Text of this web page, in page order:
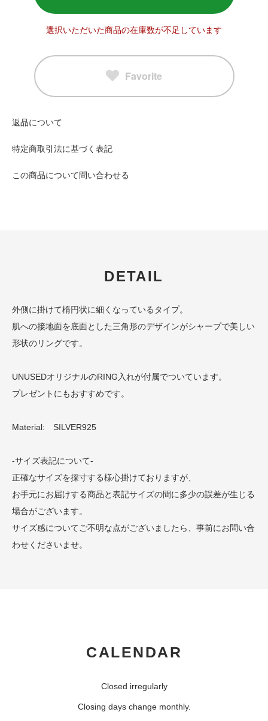
選択いただいた商品の在庫数が不足しています
Favorite
返品について
特定商取引法に基づく表記
この商品について問い合わせる
DETAIL
外側に掛けて楕円状に細くなっているタイプ。
肌への接地面を底面とした三角形のデザインがシャープで美しい
形状のリングです。
UNUSEDオリジナルのRING入れが付属でついています。
プレゼントにもおすすめです。
Material: SILVER925
-サイズ表記について-
正確なサイズを採寸する様心掛けておりますが、
お手元にお届けする商品と表記サイズの間に多少の誤差が生じる
場合がございます。
サイズ感についてご不明な点がございましたら、事前にお問い合
わせくださいませ。
CALENDAR
Closed irregularly
Closing days change monthly.